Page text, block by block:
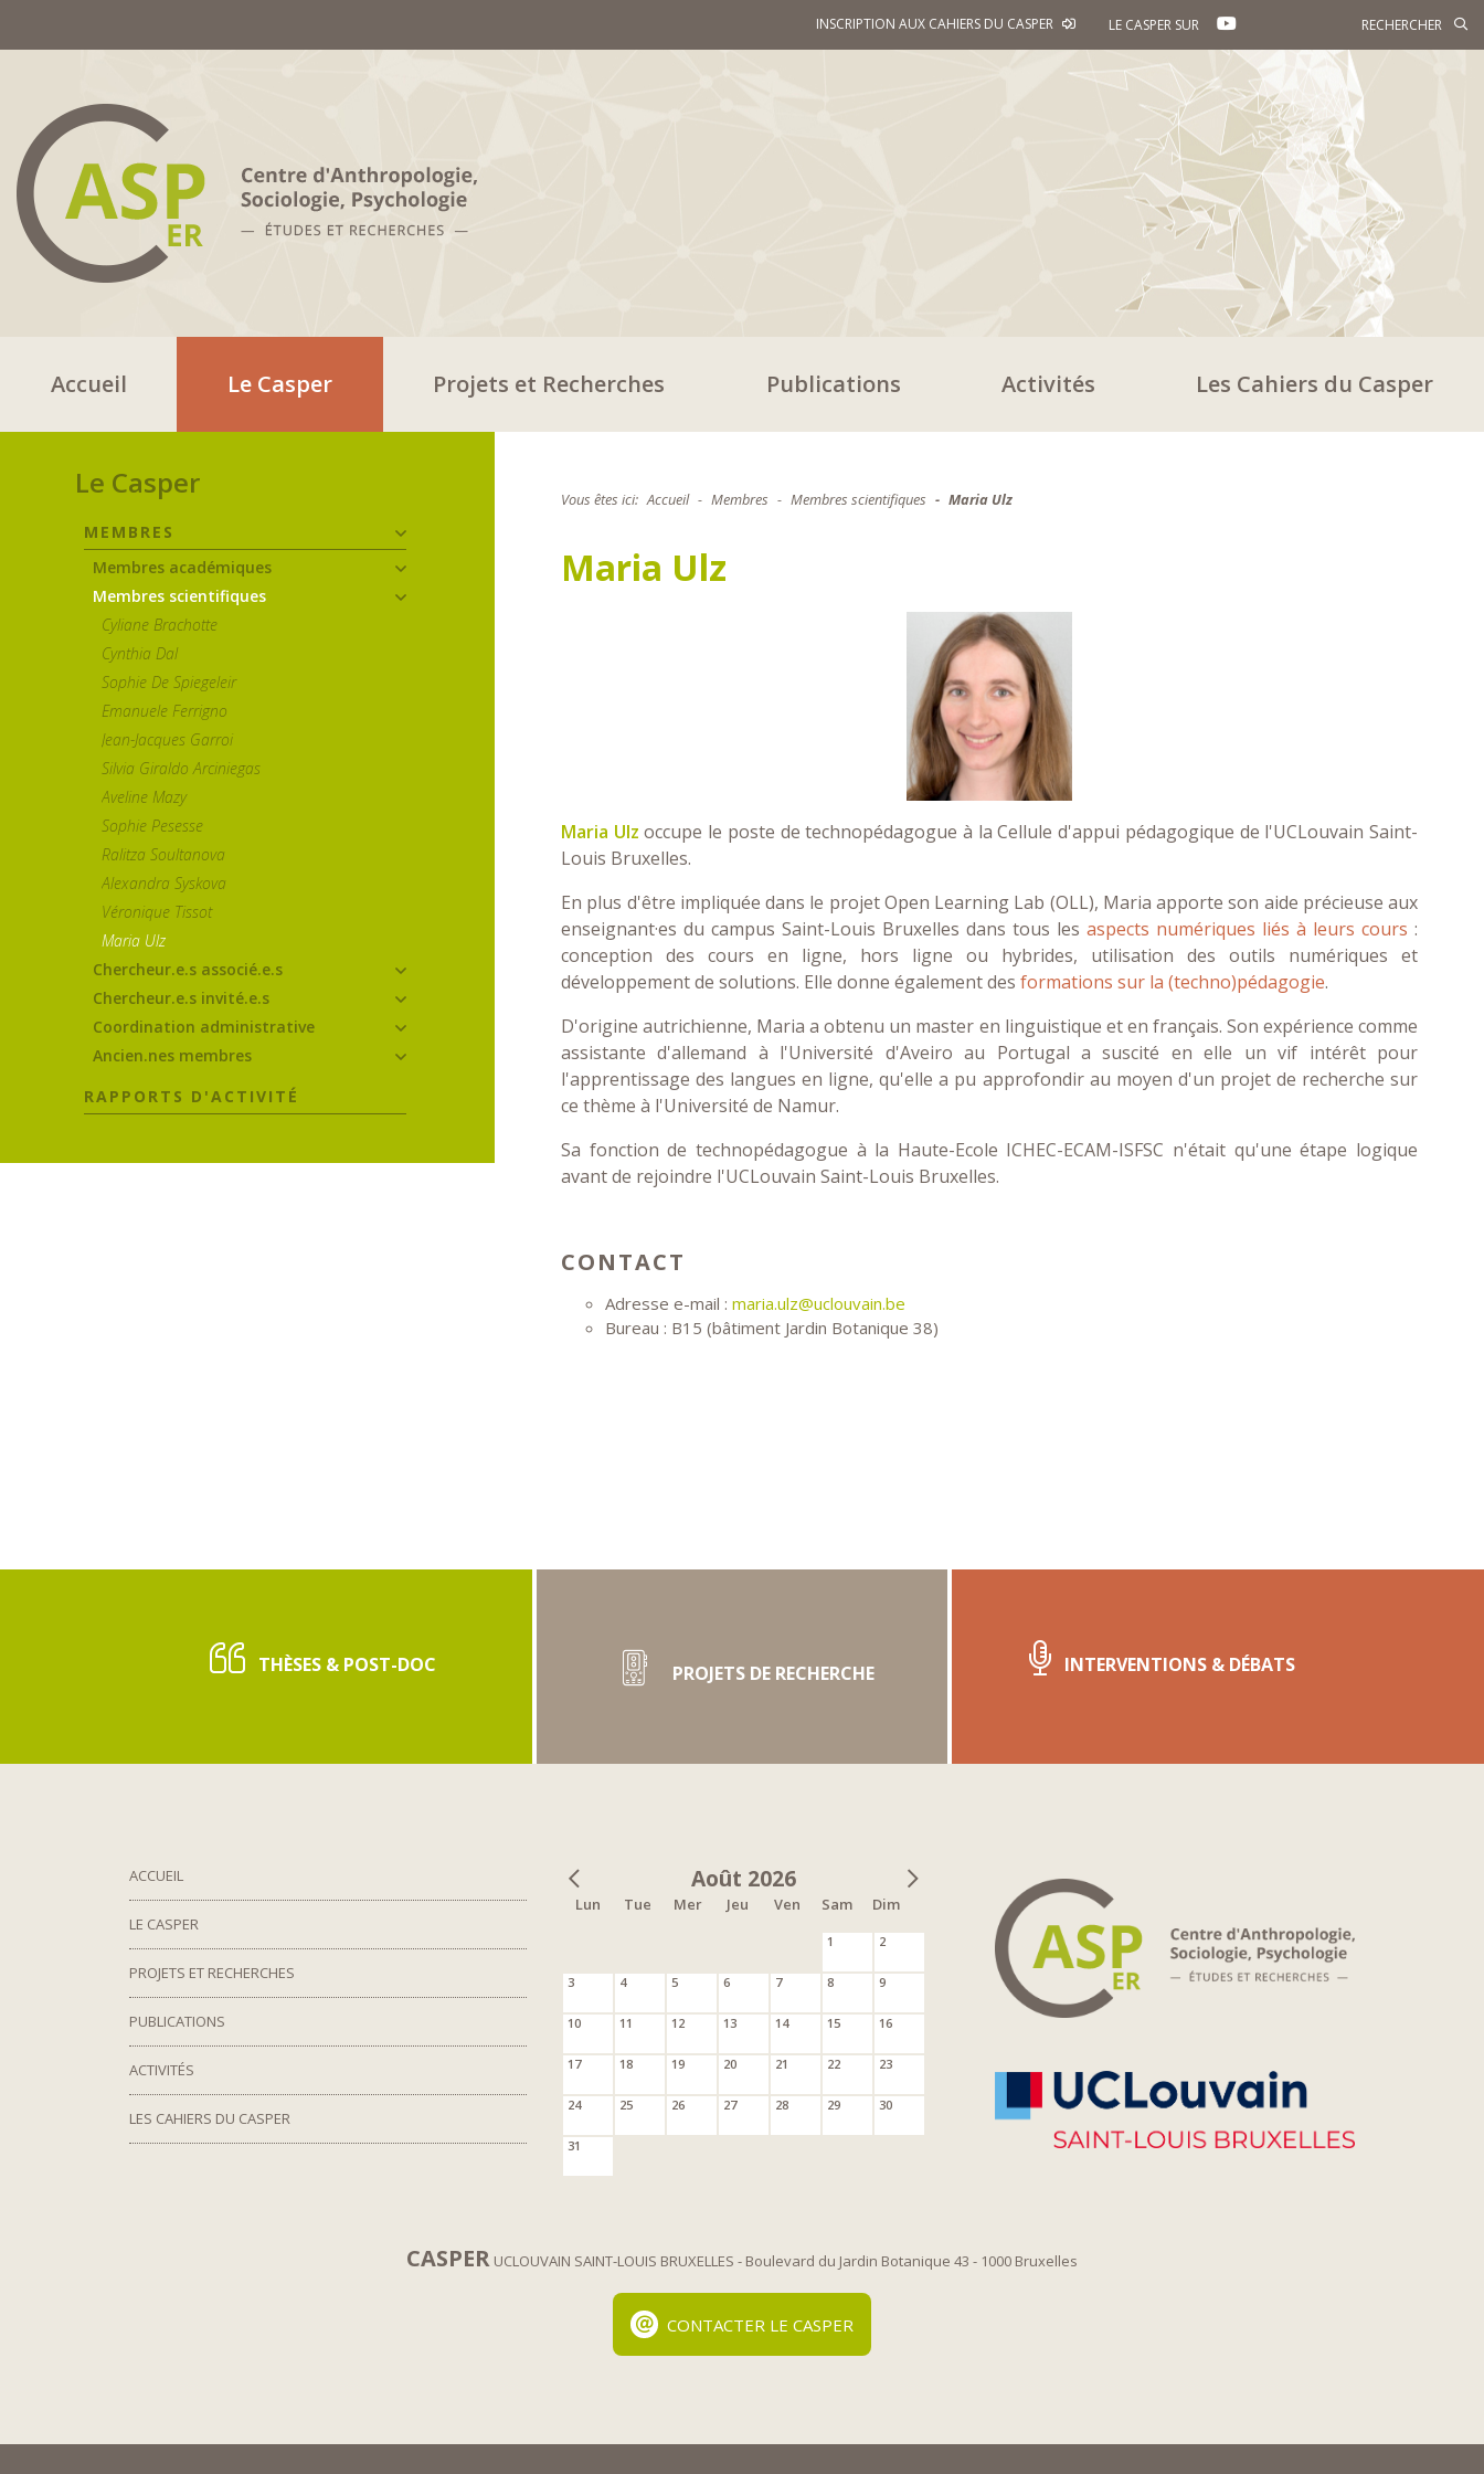
INSCRIPTION AUX CAHIERS DU CASPER LE CASPER SUR YOUTUBE
Accueil Le Casper Projets et Recherches Publications Activités Les Cahiers du Casper
Le Casper
MEMBRES
Membres académiques
Membres scientifiques
Cyliane Brachotte
Cynthia Dal
Sophie De Spiegeleir
Emanuele Ferrigno
Jean-Jacques Garroi
Silvia Giraldo Arciniegas
Aveline Mazy
Sophie Pesesse
Ralitza Soultanova
Alexandra Syskova
Véronique Tissot
Maria Ulz
Chercheur.e.s associé.e.s
Chercheur.e.s invité.e.s
Coordination administrative
Ancien.nes membres
RAPPORTS D'ACTIVITÉ
Vous êtes ici: Accueil Membres Membres scientifiques Maria Ulz
Maria Ulz
Maria Ulz occupe le poste de technopédagogue à la Cellule d'appui pédagogique de l'UCLouvain Saint-
Louis Bruxelles.
En plus d'être impliquée dans le projet Open Learning Lab (OLL), Maria apporte son aide précieuse aux
enseignant·es du campus Saint-Louis Bruxelles dans tous les aspects numériques liés à leurs cours :
conception des cours en ligne, hors ligne ou hybrides, utilisation des outils numériques et
développement de solutions. Elle donne également des formations sur la (techno)pédagogie.
D'origine autrichienne, Maria a obtenu un master en linguistique et en français. Son expérience comme
assistante d'allemand à l'Université d'Aveiro au Portugal a suscité en elle un vif intérêt pour
l'apprentissage des langues en ligne, qu'elle a pu approfondir au moyen d'un projet de recherche sur
ce thème à l'Université de Namur.
Sa fonction de technopédagogue à la Haute-Ecole ICHEC-ECAM-ISFSC n'était qu'une étape logique
avant de rejoindre l'UCLouvain Saint-Louis Bruxelles.
CONTACT
Adresse e-mail : maria.ulz@uclouvain.be
Bureau : B15 (bâtiment Jardin Botanique 38)
THÈSES & POST-DOC PROJETS DE RECHERCHE INTERVENTIONS & DÉBATS
Août 2026
Lun Tue Mer Jeu Ven Sam Dim
1 2
3 4 5 6 7 8 9
10 11 12 13 14 15 16
17 18 19 20 21 22 23
24 25 26 27 28 29 30
31
ACCUEIL
LE CASPER
PROJETS ET RECHERCHES
PUBLICATIONS
ACTIVITÉS
LES CAHIERS DU CASPER
CASPER UCLOUVAIN SAINT-LOUIS BRUXELLES - Boulevard du Jardin Botanique 43 - 1000 Bruxelles
CONTACTER LE CASPER